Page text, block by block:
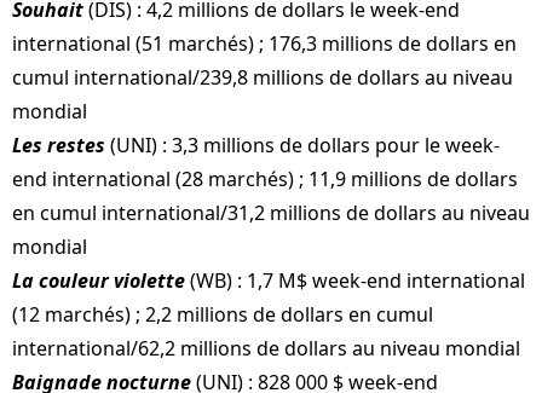
Souhait(DIS) : 4,2 millions de dollars le week-end
international (51 marchés) ; 176,3 millions de dollars en
cumul international/239,8 millions de dollars au niveau
mondial
Les restes (UNI) : 3,3 millions de dollars pour le week-
end international (28 marchés) ; 11,9 millions de dollars
en cumul international/31,2 millions de dollars au niveau
mondial
La couleur violette(WB) : 1,7 M$ week-end international
(12 marchés) ; 2,2 millions de dollars en cumul
international/62,2 millions de dollars au niveau mondial
Baignade nocturne(UNI) : 828 000 $ week-end